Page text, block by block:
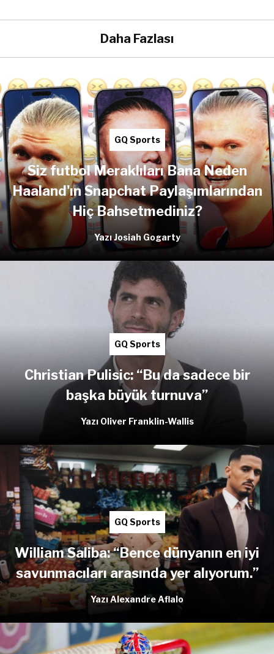
Daha Fazlası
GQ Sports
Siz futbol Meraklıları Bana Neden
Haaland'ın Snapchat Paylaşımlarından
Hiç Bahsetmediniz?
Yazı Josiah Gogarty
GQ Sports
Christian Pulisic: “Bu da sadece bir
başka büyük turnuva”
Yazı Oliver Franklin-Wallis
GQ Sports
William Saliba: “Bence dünyanın en iyi
savunmacıları arasında yer alıyorum.”
Yazı Alexandre Aflalo